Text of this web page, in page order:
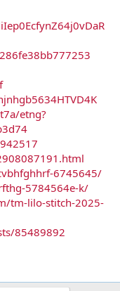
etng?
6745645/
5784564e-k/
tm-lilo-stitch-2025-
85489892